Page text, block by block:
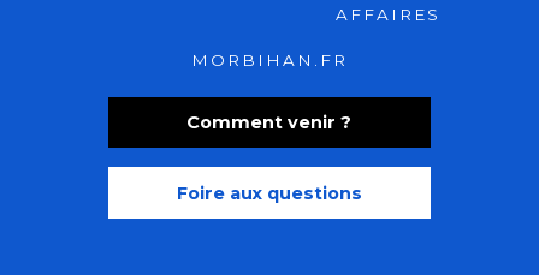
Comment venir ?
Foire aux questions
AFFAIRES
MORBIHAN.FR